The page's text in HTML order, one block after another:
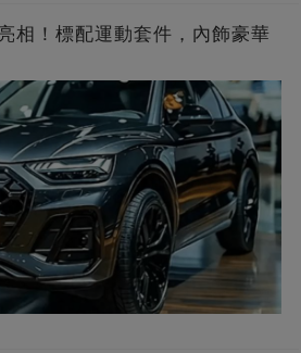
相！標配運動套件，內飾豪華